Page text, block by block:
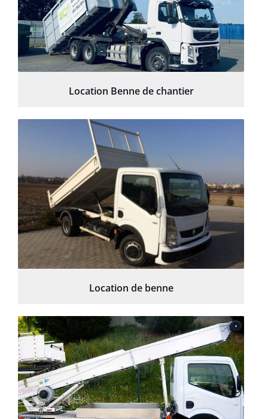
Location Benne de chantier
Location de benne